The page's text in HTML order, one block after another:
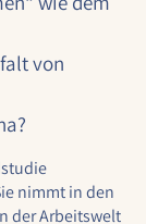
von
nimmt in den
der Arbeitswelt